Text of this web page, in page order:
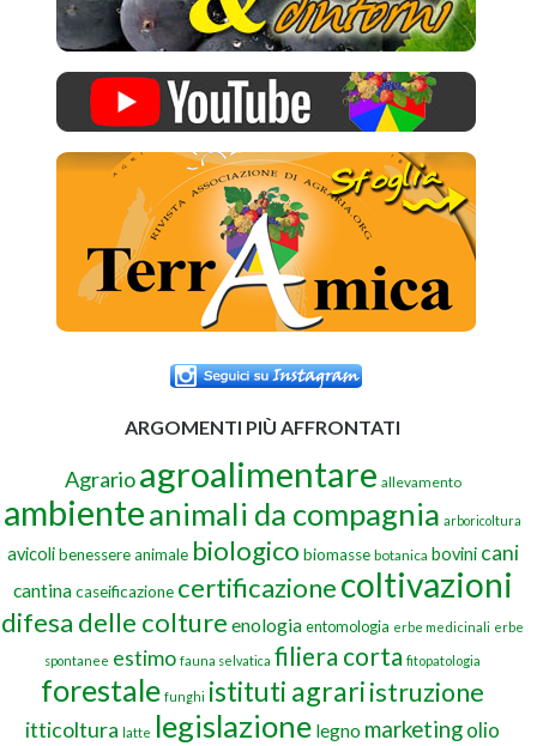
ARGOMENTI PIÙ AFFRONTATI
Agrario agroalimentare allevamento
ambienteanimali da compagnia arboricoltura
avicoli benessere animale biologico biomasse botanica bovini cani
cantina caseificazione certificazionecoltivazioni
difesa delle colture enologiaentomologia erbe medicinali erbe
spontanee estimo fauna selvatica filiera corta fitopatologia
forestale funghi istituti agrariistruzione
itticoltura latte legislazione legno marketingolio